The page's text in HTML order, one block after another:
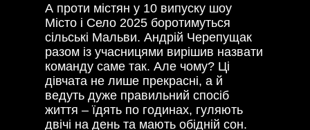
А проти містян у 10 випуску шоу
Місто і Село 2025 боротимуться
сільські Мальви. Андрій Черепущак
разом із учасницями вирішив назвати
команду саме так. Але чому? Ці
дівчата не лише прекрасні, а й
ведуть дуже правильний спосіб
життя – їдять по годинах, гуляють
двічі на день та мають обідній сон.